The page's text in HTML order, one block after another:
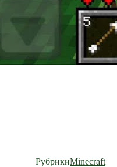
РубрикиMinecraft